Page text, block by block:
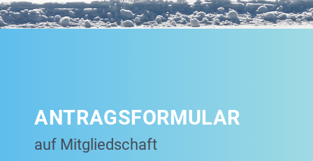
ANTRAGSFORMULAR
auf Mitgliedschaft